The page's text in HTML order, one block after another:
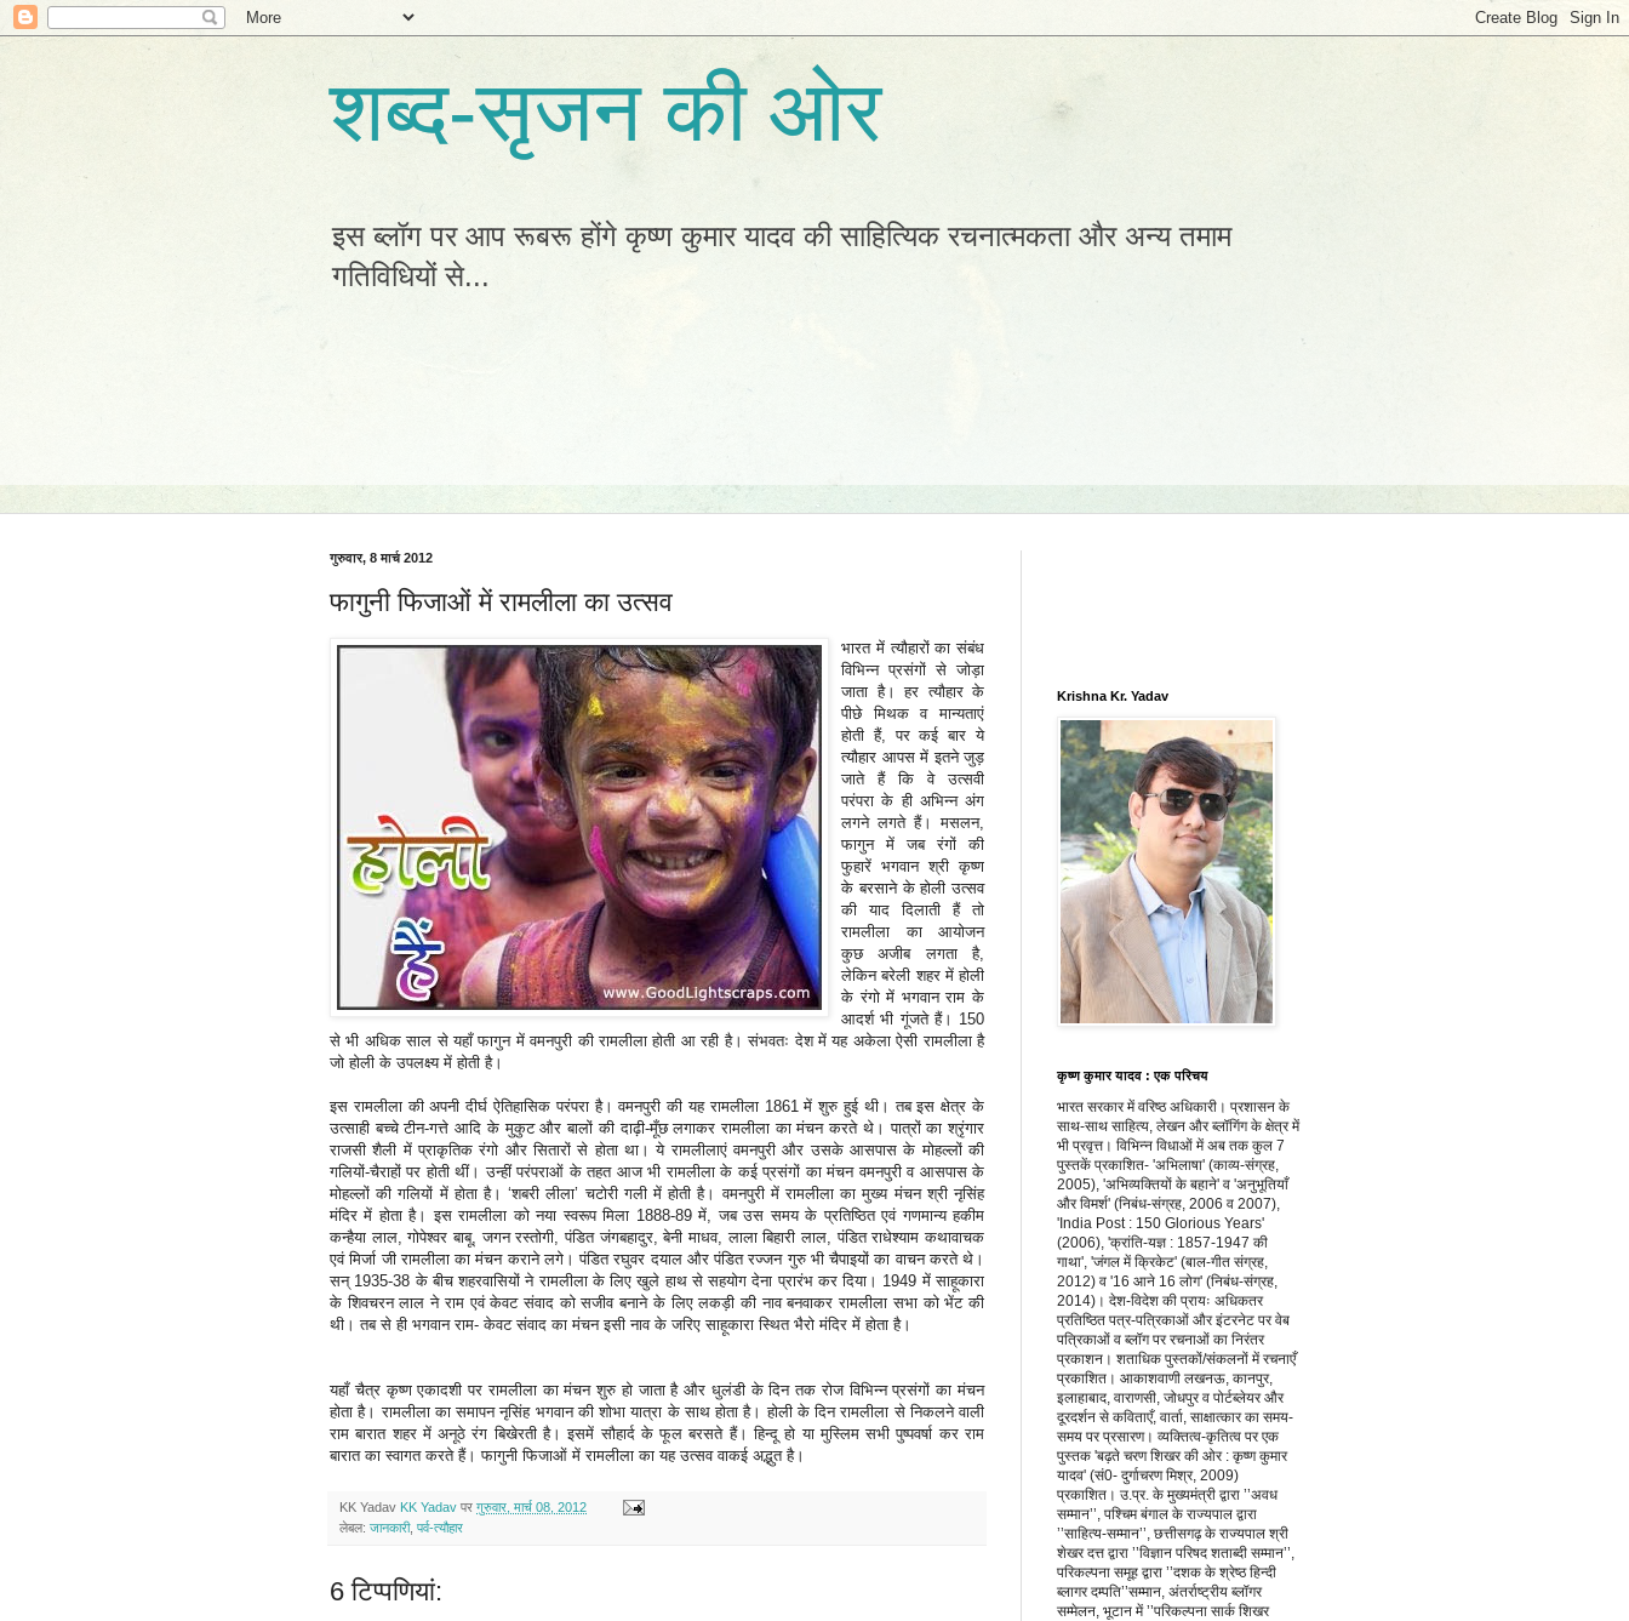
शब्द-सृजन की ओर
इस ब्लॉग पर आप रूबरू होंगे कृष्ण कुमार यादव की साहित्यिक रचनात्मकता और अन्य तमाम
गतिविधियों से...
गुरुवार, 8 मार्च 2012
फागुनी फिजाओं में रामलीला का उत्सव
भारत में त्यौहारों का संबंध
विभिन्न प्रसंगों से जोड़ा
जाता है। हर त्यौहार के
पीछे मिथक व मान्यताएं
होती हैं, पर कई बार ये
त्यौहार आपस में इतने जुड़
जाते हैं कि वे उत्सवी
परंपरा के ही अभिन्न अंग
लगने लगते हैं। मसलन,
फागुन में जब रंगों की
फुहारें भगवान श्री कृष्ण
के बरसाने के होली उत्सव
की याद दिलाती हैं तो
रामलीला का आयोजन
कुछ अजीब लगता है,
लेकिन बरेली शहर में होली
के रंगो में भगवान राम के
आदर्श भी गूंजते हैं। 150
से भी अधिक साल से यहाँ फागुन में वमनपुरी की रामलीला होती आ रही है। संभवतः देश में यह अकेला ऐसी रामलीला है
जो होली के उपलक्ष्य में होती है।
इस रामलीला की अपनी दीर्घ ऐतिहासिक परंपरा है। वमनपुरी की यह रामलीला 1861 में शुरु हुई थी। तब इस क्षेत्र के
उत्साही बच्चे टीन-गत्ते आदि के मुकुट और बालों की दाढ़ी-मूँछ लगाकर रामलीला का मंचन करते थे। पात्रों का श्रृंगार
राजसी शैली में प्राकृतिक रंगो और सितारों से होता था। ये रामलीलाएं वमनपुरी और उसके आसपास के मोहल्लों की
गलियों-चैराहों पर होती थीं। उन्हीं परंपराओं के तहत आज भी रामलीला के कई प्रसंगों का मंचन वमनपुरी व आसपास के
मोहल्लों की गलियों में होता है। ‘शबरी लीला’ चटोरी गली में होती है। वमनपुरी में रामलीला का मुख्य मंचन श्री नृसिंह
मंदिर में होता है। इस रामलीला को नया स्वरूप मिला 1888-89 में, जब उस समय के प्रतिष्ठित एवं गणमान्य हकीम
कन्हैया लाल, गोपेश्वर बाबू, जगन रस्तोगी, पंडित जंगबहादुर, बेनी माधव, लाला बिहारी लाल, पंडित राधेश्याम कथावाचक
एवं मिर्जा जी रामलीला का मंचन कराने लगे। पंडित रघुवर दयाल और पंडित रज्जन गुरु भी चैपाइयों का वाचन करते थे।
सन् 1935-38 के बीच शहरवासियों ने रामलीला के लिए खुले हाथ से सहयोग देना प्रारंभ कर दिया। 1949 में साहूकारा
के शिवचरन लाल ने राम एवं केवट संवाद को सजीव बनाने के लिए लकड़ी की नाव बनवाकर रामलीला सभा को भेंट की
थी। तब से ही भगवान राम- केवट संवाद का मंचन इसी नाव के जरिए साहूकारा स्थित भैरो मंदिर में होता है।
यहाँ चैत्र कृष्ण एकादशी पर रामलीला का मंचन शुरु हो जाता है और धुलंडी के दिन तक रोज विभिन्न प्रसंगों का मंचन
होता है। रामलीला का समापन नृसिंह भगवान की शोभा यात्रा के साथ होता है। होली के दिन रामलीला से निकलने वाली
राम बारात शहर में अनूठे रंग बिखेरती है। इसमें सौहार्द के फूल बरसते हैं। हिन्दू हो या मुस्लिम सभी पुष्पवर्षा कर राम
बारात का स्वागत करते हैं। फागुनी फिजाओं में रामलीला का यह उत्सव वाकई अद्भुत है।
KK Yadav KK Yadav पर गुरुवार, मार्च 08, 2012
लेबल: जानकारी, पर्व-त्यौहार
6 टिप्‍पणियां:
Krishna Kr. Yadav
कृष्ण कुमार यादव : एक परिचय
भारत सरकार में वरिष्ठ अधिकारी। प्रशासन के
साथ-साथ साहित्य, लेखन और ब्लॉगिंग के क्षेत्र में
भी प्रवृत्त। विभिन्न विधाओं में अब तक कुल 7
पुस्तकें प्रकाशित- 'अभिलाषा' (काव्य-संग्रह,
2005), 'अभिव्यक्तियों के बहाने' व 'अनुभूतियाँ
और विमर्श' (निबंध-संग्रह, 2006 व 2007),
'India Post : 150 Glorious Years'
(2006), 'क्रांति-यज्ञ : 1857-1947 की
गाथा', 'जंगल में क्रिकेट' (बाल-गीत संग्रह,
2012) व '16 आने 16 लोग' (निबंध-संग्रह,
2014)। देश-विदेश की प्रायः अधिकतर
प्रतिष्ठित पत्र-पत्रिकाओं और इंटरनेट पर वेब
पत्रिकाओं व ब्लॉग पर रचनाओं का निरंतर
प्रकाशन। शताधिक पुस्तकों/संकलनों में रचनाएँ
प्रकाशित। आकाशवाणी लखनऊ, कानपुर,
इलाहाबाद, वाराणसी, जोधपुर व पोर्टब्लेयर और
दूरदर्शन से कविताएँ, वार्ता, साक्षात्कार का समय-
समय पर प्रसारण। व्यक्तित्व-कृतित्व पर एक
पुस्तक 'बढ़ते चरण शिखर की ओर : कृष्ण कुमार
यादव' (सं0- दुर्गाचरण मिश्र, 2009)
प्रकाशित। उ.प्र. के मुख्यमंत्री द्वारा ’’अवध
सम्मान’’, पश्चिम बंगाल के राज्यपाल द्वारा
’’साहित्य-सम्मान’’, छत्तीसगढ़ के राज्यपाल श्री
शेखर दत्त द्वारा ’’विज्ञान परिषद शताब्दी सम्मान’’,
परिकल्पना समूह द्वारा ’’दशक के श्रेष्ठ हिन्दी
ब्लागर दम्पति’’सम्मान, अंतर्राष्ट्रीय ब्लॉगर
सम्मेलन, भूटान में ’’परिकल्पना सार्क शिखर